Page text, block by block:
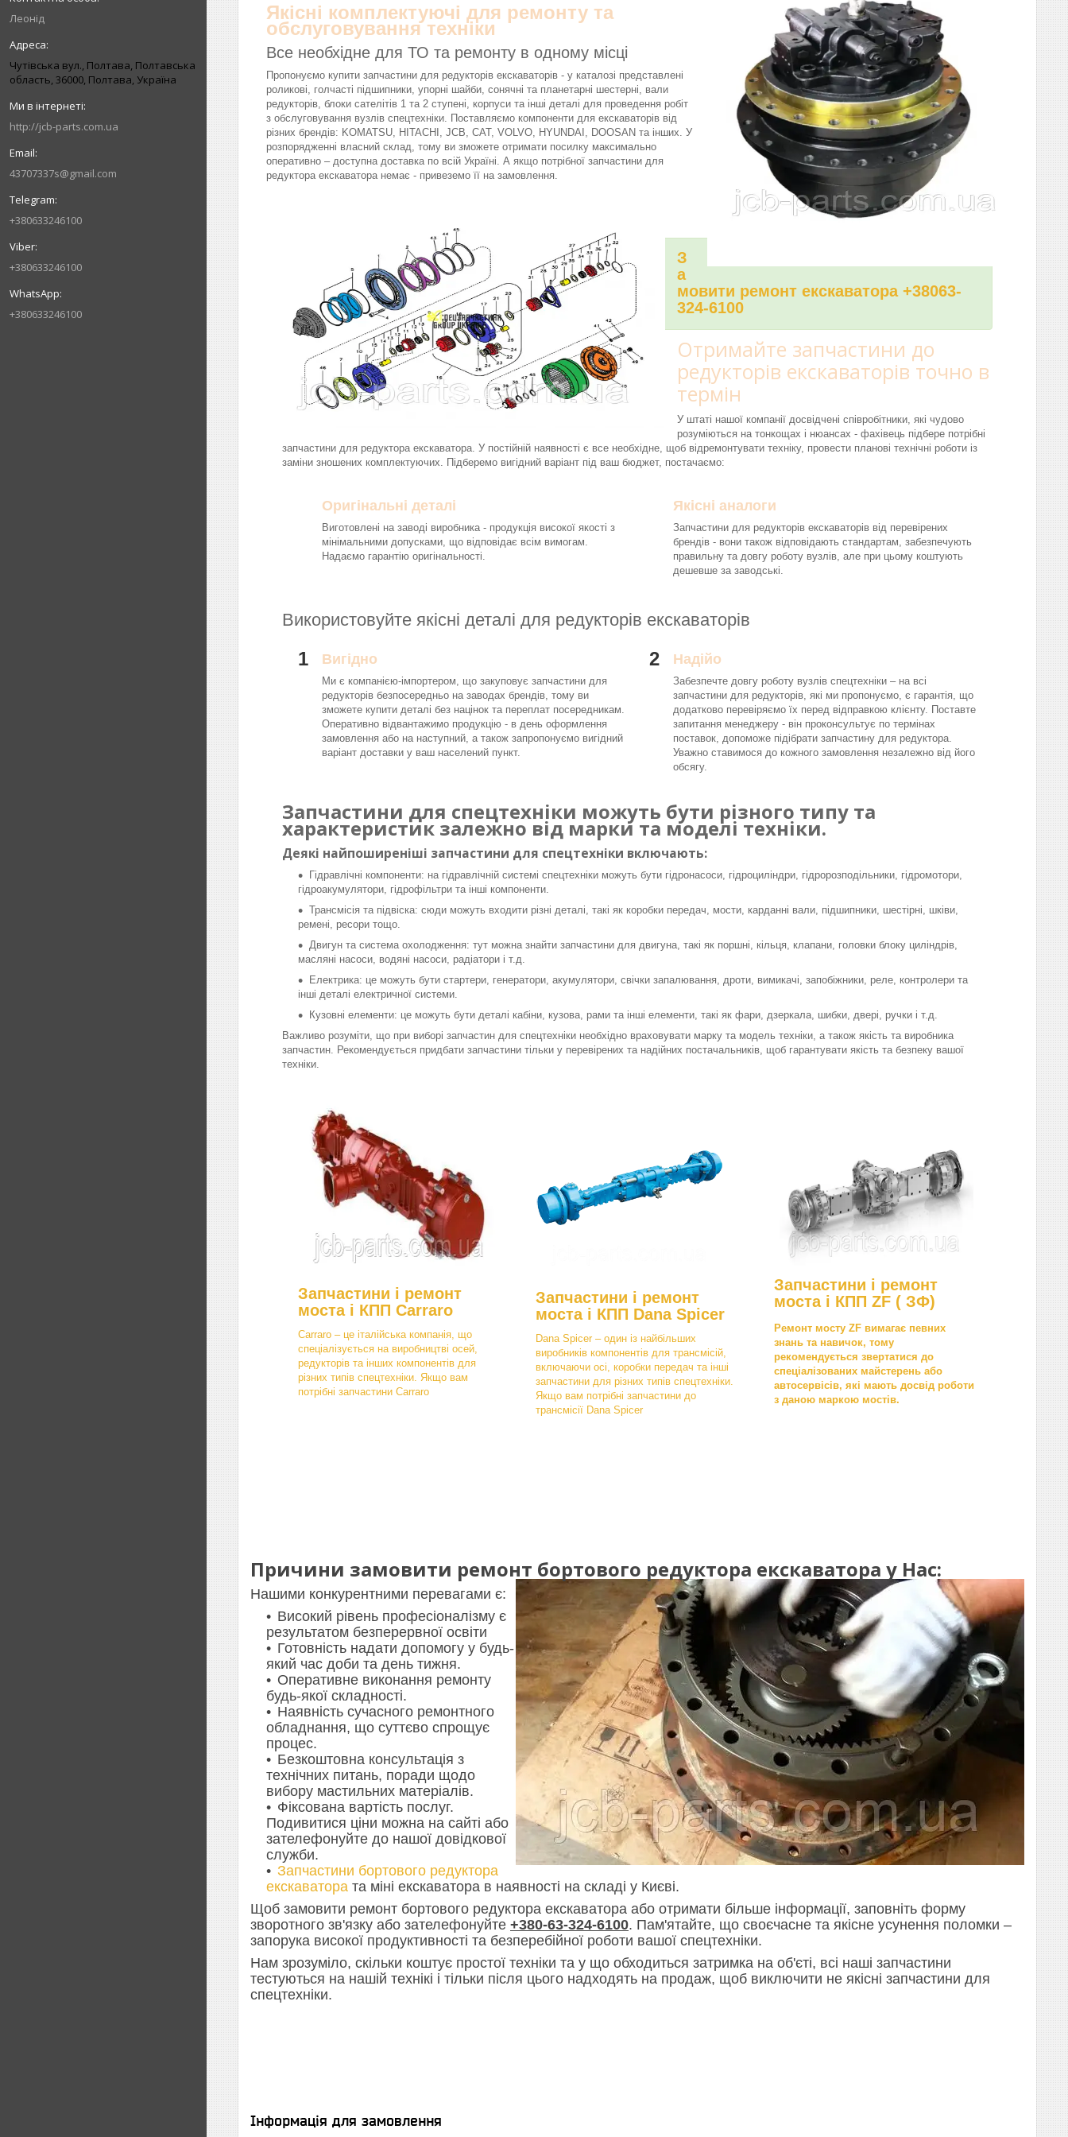
Леонід
Чутівська вул., Полтава, Полтавська
область, 36000, Полтава, Україна
http://jcb-parts.com.ua
43707337s@gmail.com
+380633246100
+380633246100
+380633246100
Якісні комплектуючі для ремонту та
обслуговування техніки
Все необхідне для ТО та ремонту в одному місці
Пропонуємо купити запчастини для редукторів екскаваторів - у каталозі представлені
роликові, голчасті підшипники, упорні шайби, сонячні та планетарні шестерні, вали
редукторів, блоки сателітів 1 та 2 ступені, корпуси та інші деталі для проведення робіт
з обслуговування вузлів спецтехніки. Поставляємо компоненти для екскаваторів від
різних брендів: KOMATSU, HITACHI, JCB, CAT, VOLVO, HYUNDAI, DOOSAN та інших. У
розпорядженні власний склад, тому ви зможете отримати посилку максимально
оперативно – доступна доставка по всій Україні. А якщо потрібної запчастини для
редуктора екскаватора немає - привеземо її на замовлення.
З
а
мовити ремонт екскаватора +38063-
324-6100
Отримайте запчастини до
редукторів екскаваторів точно в
термін
У штаті нашої компанії досвідчені співробітники, які чудово
розуміються на тонкощах і нюансах - фахівець підбере потрібні
запчастини для редуктора екскаватора. У постійній наявності є все необхідне, щоб відремонтувати техніку, провести планові технічні роботи із
заміни зношених комплектуючих. Підберемо вигідний варіант під ваш бюджет, постачаємо:
Оригінальні деталі
Виготовлені на заводі виробника - продукція високої якості з
мінімальними допусками, що відповідає всім вимогам.
Надаємо гарантію оригінальності.
Якісні аналоги
Запчастини для редукторів екскаваторів від перевірених
брендів - вони також відповідають стандартам, забезпечують
правильну та довгу роботу вузлів, але при цьому коштують
дешевше за заводські.
Використовуйте якісні деталі для редукторів екскаваторів
1 Вигідно
Ми є компанією-імпортером, що закуповує запчастини для
редукторів безпосередньо на заводах брендів, тому ви
зможете купити деталі без націнок та переплат посередникам.
Оперативно відвантажимо продукцію - в день оформлення
замовлення або на наступний, а також запропонуємо вигідний
варіант доставки у ваш населений пункт.
2 Надійо
Забезпечте довгу роботу вузлів спецтехніки – на всі
запчастини для редукторів, які ми пропонуємо, є гарантія, що
додатково перевіряємо їх перед відправкою клієнту. Поставте
запитання менеджеру - він проконсультує по термінах
поставок, допоможе підібрати запчастину для редуктора.
Уважно ставимося до кожного замовлення незалежно від його
обсягу.
Запчастини для спецтехніки можуть бути різного типу та
характеристик залежно від марки та моделі техніки.
Деякі найпоширеніші запчастини для спецтехніки включають:
Гідравлічні компоненти: на гідравлічній системі спецтехніки можуть бути гідронасоси, гідроциліндри, гідророзподільники, гідромотори,
гідроакумулятори, гідрофільтри та інші компоненти.
Трансмісія та підвіска: сюди можуть входити різні деталі, такі як коробки передач, мости, карданні вали, підшипники, шестірні, шківи,
ремені, ресори тощо.
Двигун та система охолодження: тут можна знайти запчастини для двигуна, такі як поршні, кільця, клапани, головки блоку циліндрів,
масляні насоси, водяні насоси, радіатори і т.д.
Електрика: це можуть бути стартери, генератори, акумулятори, свічки запалювання, дроти, вимикачі, запобіжники, реле, контролери та
інші деталі електричної системи.
Кузовні елементи: це можуть бути деталі кабіни, кузова, рами та інші елементи, такі як фари, дзеркала, шибки, двері, ручки і т.д.
Важливо розуміти, що при виборі запчастин для спецтехніки необхідно враховувати марку та модель техніки, а також якість та виробника
запчастин. Рекомендується придбати запчастини тільки у перевірених та надійних постачальників, щоб гарантувати якість та безпеку вашої
техніки.
Запчастини і ремонт
моста і КПП Carraro
Carraro – це італійська компанія, що
спеціалізується на виробництві осей,
редукторів та інших компонентів для
різних типів спецтехніки. Якщо вам
потрібні запчастини Carraro
Запчастини і ремонт
моста і КПП Dana Spicer
Dana Spicer – один із найбільших
виробників компонентів для трансмісій,
включаючи осі, коробки передач та інші
запчастини для різних типів спецтехніки.
Якщо вам потрібні запчастини до
трансмісії Dana Spicer
Запчастини і ремонт
моста і КПП ZF ( ЗФ)
Ремонт мосту ZF вимагає певних
знань та навичок, тому
рекомендується звертатися до
спеціалізованих майстерень або
автосервісів, які мають досвід роботи
з даною маркою мостів.
Причини замовити ремонт бортового редуктора екскаватора у Нас:
Нашими конкурентними перевагами є:
Високий рівень професіоналізму є
результатом безперервної освіти
Готовність надати допомогу у будь-
який час доби та день тижня.
Оперативне виконання ремонту
будь-якої складності.
Наявність сучасного ремонтного
обладнання, що суттєво спрощує
процес.
Безкоштовна консультація з
технічних питань, поради щодо
вибору мастильних матеріалів.
Фіксована вартість послуг.
Подивитися ціни можна на сайті або
зателефонуйте до нашої довідкової
служби.
Запчастини бортового редуктора
екскаватора та міні екскаватора в наявності на складі у Києві.
Щоб замовити ремонт бортового редуктора екскаватора або отримати більше інформації, заповніть форму
зворотного зв'язку або зателефонуйте +380-63-324-6100. Пам'ятайте, що своєчасне та якісне усунення поломки –
запорука високої продуктивності та безперебійної роботи вашої спецтехніки.
Нам зрозуміло, скільки коштує простої техніки та у що обходиться затримка на об'єті, всі наші запчастини
тестуються на нашій технікі і тільки після цього надходять на продаж, щоб виключити не якісні запчастини для
спецтехніки.
Інформація для замовлення